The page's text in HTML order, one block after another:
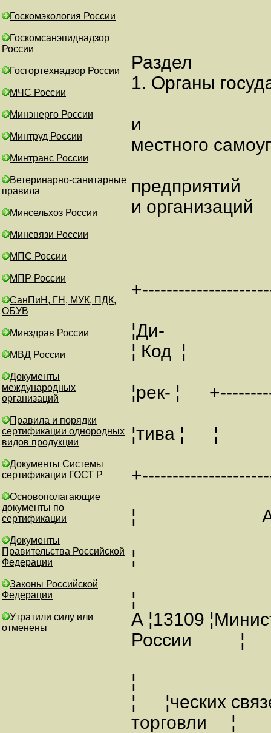
Госкомэкология России
Госкомсанэпиднадзор
России
Госгортехнадзор России
МЧС России
Минэнерго России
Минтруд России
Минтранс России
Ветеринарно-санитарные
правила
Минсельхоз России
Минсвязи России
МПС России
МПР России
СанПиН, ГН, МУК, ПДК,
ОБУВ
Минздрав России
МВД России
Документы
международных
организаций
Правила и порядки
сертификации однородных
видов продукции
Документы Системы
сертификации ГОСТ Р
Основополагающие
документы по
сертификации
Документы
Правительства Российской
Федерации
Законы Российской
Федерации
Утратили силу или
отменены
Раздел
1. Органы
и
местного
предприятий
и организаций
¦Ди-
¦ Код ¦
¦рек- ¦
¦тива ¦ ¦
¦
¦
¦
А ¦13109
России ¦
¦
¦ ¦ческих